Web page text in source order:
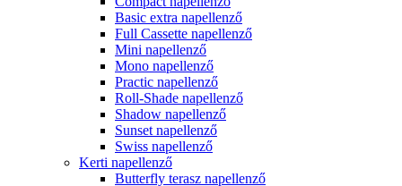
Basic extra napellenző
Full Cassette napellenző
Mini napellenző
Mono napellenző
Practic napellenző
Roll-Shade napellenző
Shadow napellenző
Sunset napellenző
Swiss napellenző
Kerti napellenző
Butterfly terasz napellenző